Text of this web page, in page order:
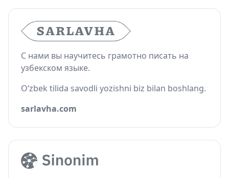
С нами вы научитесь грамотно писать на
узбекском языке.
O‘zbek tilida savodli yozishni biz bilan boshlang.
sarlavha.com